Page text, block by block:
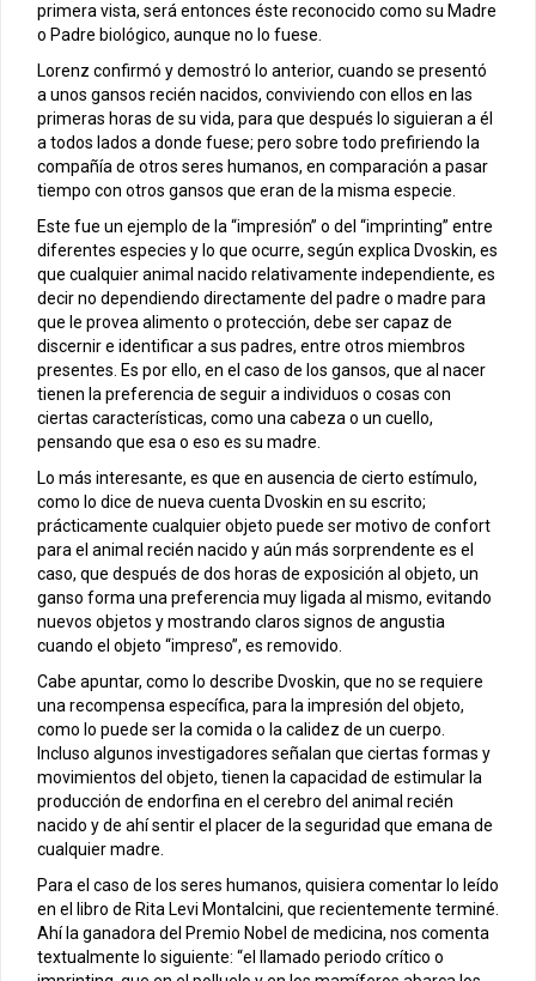
primera vista, será entonces éste reconocido como su Madre
o Padre biológico, aunque no lo fuese.
Lorenz confirmó y demostró lo anterior, cuando se presentó
a unos gansos recién nacidos, conviviendo con ellos en las
primeras horas de su vida, para que después lo siguieran a él
a todos lados a donde fuese; pero sobre todo prefiriendo la
compañía de otros seres humanos, en comparación a pasar
tiempo con otros gansos que eran de la misma especie.
Este fue un ejemplo de la “impresión” o del “imprinting” entre
diferentes especies y lo que ocurre, según explica Dvoskin, es
que cualquier animal nacido relativamente independiente, es
decir no dependiendo directamente del padre o madre para
que le provea alimento o protección, debe ser capaz de
discernir e identificar a sus padres, entre otros miembros
presentes. Es por ello, en el caso de los gansos, que al nacer
tienen la preferencia de seguir a individuos o cosas con
ciertas características, como una cabeza o un cuello,
pensando que esa o eso es su madre.
Lo más interesante, es que en ausencia de cierto estímulo,
como lo dice de nueva cuenta Dvoskin en su escrito;
prácticamente cualquier objeto puede ser motivo de confort
para el animal recién nacido y aún más sorprendente es el
caso, que después de dos horas de exposición al objeto, un
ganso forma una preferencia muy ligada al mismo, evitando
nuevos objetos y mostrando claros signos de angustia
cuando el objeto “impreso”, es removido.
Cabe apuntar, como lo describe Dvoskin, que no se requiere
una recompensa específica, para la impresión del objeto,
como lo puede ser la comida o la calidez de un cuerpo.
Incluso algunos investigadores señalan que ciertas formas y
movimientos del objeto, tienen la capacidad de estimular la
producción de endorfina en el cerebro del animal recién
nacido y de ahí sentir el placer de la seguridad que emana de
cualquier madre.
Para el caso de los seres humanos, quisiera comentar lo leído
en el libro de Rita Levi Montalcini, que recientemente terminé.
Ahí la ganadora del Premio Nobel de medicina, nos comenta
textualmente lo siguiente: “el llamado periodo crítico o